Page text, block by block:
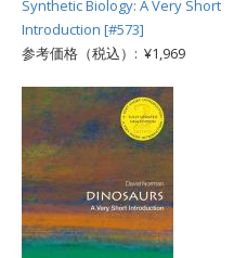
Synthetic Biology: A Very Short
Introduction [#573]
参考価格（税込）: ¥1,969